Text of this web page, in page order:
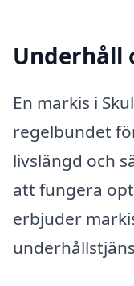
Underhåll
En markis i
regelbundet
livslängd och
att fungera
erbjuder